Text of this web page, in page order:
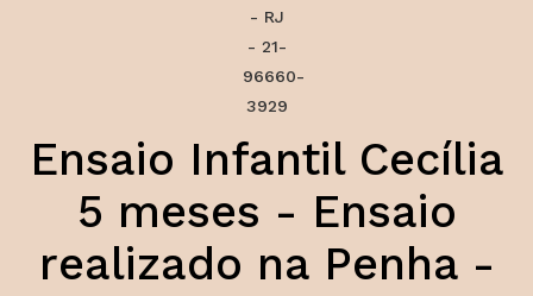
Ensaio Infantil Cecília
5 meses - Ensaio
realizado na Penha -